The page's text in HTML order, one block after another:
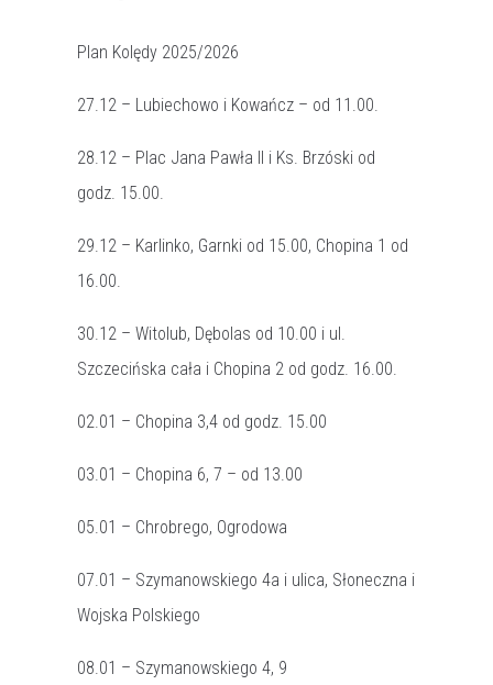
Plan Kolędy 2025/2026
27.12 – Lubiechowo i Kowańcz – od 11.00.
28.12 – Plac Jana Pawła II i Ks. Brzóski od
godz. 15.00.
29.12 – Karlinko, Garnki od 15.00, Chopina 1 od
16.00.
30.12 – Witolub, Dębolas od 10.00 i ul.
Szczecińska cała i Chopina 2 od godz. 16.00.
02.01 – Chopina 3,4 od godz. 15.00
03.01 – Chopina 6, 7 – od 13.00
05.01 – Chrobrego, Ogrodowa
07.01 – Szymanowskiego 4a i ulica, Słoneczna i
Wojska Polskiego
08.01 – Szymanowskiego 4, 9